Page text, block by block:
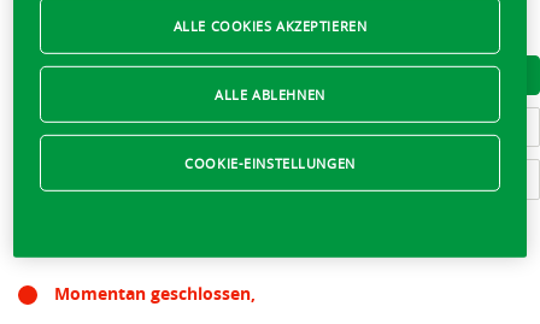
VISITENKARTE HERUNTERLADEN
LERNEN SIE DAS TEAM KENNEN
Momentan geschlossen,
ALLE ABLEHNEN
ALLE COOKIES AKZEPTIEREN
COOKIE-EINSTELLUNGEN